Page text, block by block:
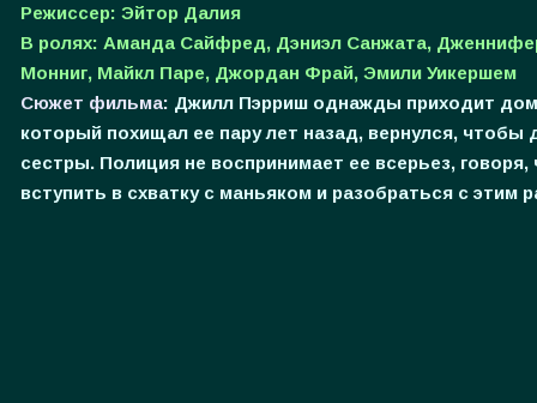
Режиссер: Эйтор Далия
В ролях: Аманда Сайфред, Дэниэл Санжата,
Монниг, Майкл Паре, Джордан Фрай, Эмили Уикершем
Сюжет фильма: Джилл Пэрриш однажды приходит
который похищал ее пару лет назад, вернулся, чтобы
сестры. Полиция не воспринимает ее всерьез,
вступить в схватку с маньяком и разобраться с этим